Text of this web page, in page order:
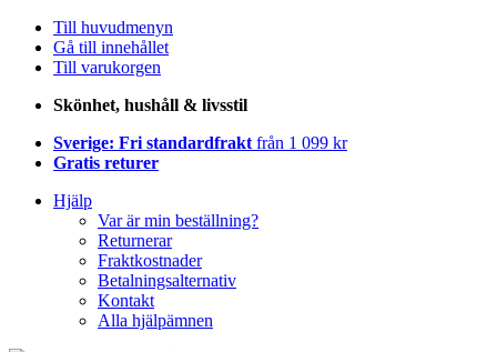
Till huvudmenyn
Gå till innehållet
Till varukorgen
Skönhet, hushåll & livsstil
Sverige: Fri standardfrakt från 1 099 kr
Gratis returer
Hjälp
Var är min beställning?
Returnerar
Fraktkostnader
Betalningsalternativ
Kontakt
Alla hjälpämnen